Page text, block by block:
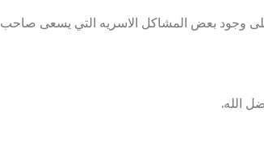
وجود بعض المشاكل الاسريه التي يسعى صاحب
الله.